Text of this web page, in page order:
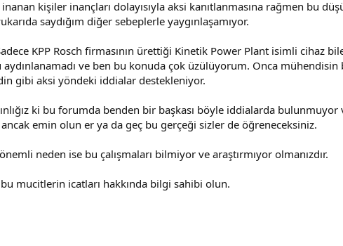
kişiler inançları dolayısıyla aksi kanıtlanmasına rağmen bu
saydığım diğer sebeplerle yaygınlaşamıyor.
KPP Rosch firmasının ürettiği Kinetik Power Plant isimli cihaz
ve ben bu konuda çok üzülüyorum. Onca mühendisin
gibi aksi yöndeki iddialar destekleniyor.
ki bu forumda benden bir başkası böyle iddialarda bulunmuyor
emin olun er ya da geç bu gerçeği sizler de öğreneceksiniz.
neden ise bu çalışmaları bilmiyor ve araştırmıyor olmanızdır.
mucitlerin icatları hakkında bilgi sahibi olun.